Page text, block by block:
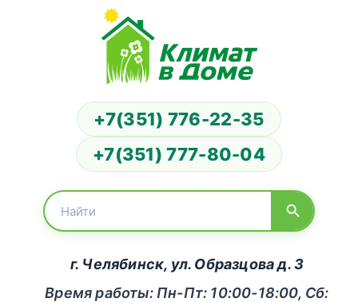
+7(351) 776-22-35
+7(351) 777-80-04
г. Челябинск, ул. Образцова д. 3
Время работы: Пн-Пт: 10:00-18:00, Сб: